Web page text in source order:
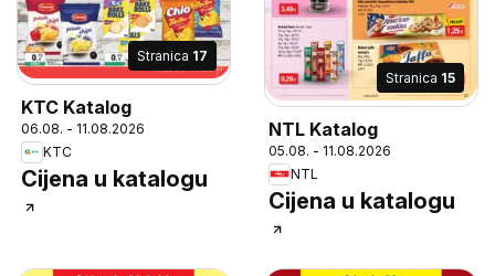
Stranica 17
KTC Katalog
06.08. - 11.08.2026
KTC
Cijena u katalogu
Stranica 15
NTL Katalog
05.08. - 11.08.2026
NTL
Cijena u katalogu